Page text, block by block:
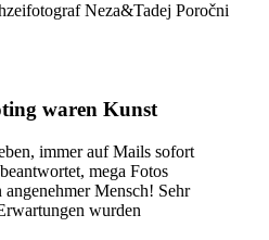
Neza&Tadej Poročni
waren Kunst
immer auf Mails sofort
mega Fotos
Mensch! Sehr
wurden